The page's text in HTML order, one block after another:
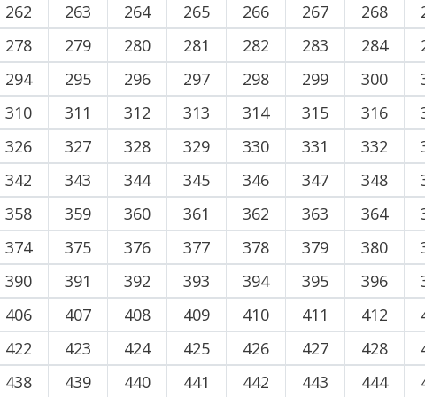
262 263 264 265 266 267 268
278 279 280 281 282 283 284
294 295 296 297 298 299 300
310 311 312 313 314 315 316
326 327 328 329 330 331 332
342 343 344 345 346 347 348
358 359 360 361 362 363 364
374 375 376 377 378 379 380
390 391 392 393 394 395 396
406 407 408 409 410 411 412
422 423 424 425 426 427 428
438 439 440 441 442 443 444